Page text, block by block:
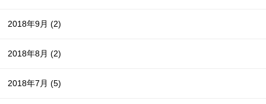
2018年9月(2)
2018年8月(2)
2018年7月(5)